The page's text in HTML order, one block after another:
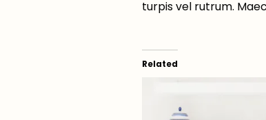
turpis vel rutrum.
Related